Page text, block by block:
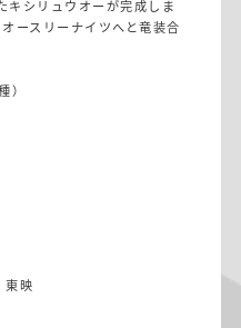
キシリュウオーが完成しま
ースリーナイツへと竜装合
）
東映